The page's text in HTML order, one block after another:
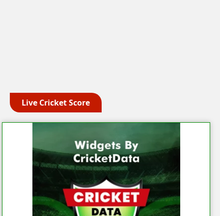
Live Cricket Score
No live matches found.
See recent results
See fixtures